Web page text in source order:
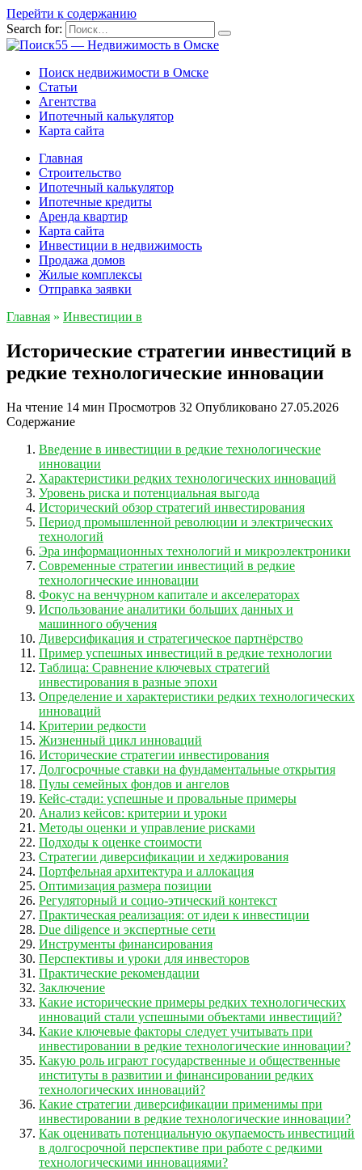
Перейти к содержанию
Search for:
Поиск недвижимости в Омске
Статьи
Агентства
Ипотечный калькулятор
Карта сайта
Главная
Строительство
Ипотечный калькулятор
Ипотечные кредиты
Аренда квартир
Карта сайта
Инвестиции в недвижимость
Продажа домов
Жилые комплексы
Отправка заявки
Главная » Инвестиции в
Исторические стратегии инвестиций в
редкие технологические инновации
На чтение 14 мин Просмотров 32 Опубликовано 27.05.2026
Содержание
Введение в инвестиции в редкие технологические
инновации
Характеристики редких технологических инноваций
Уровень риска и потенциальная выгода
Исторический обзор стратегий инвестирования
Период промышленной революции и электрических
технологий
Эра информационных технологий и микроэлектроники
Современные стратегии инвестиций в редкие
технологические инновации
Фокус на венчурном капитале и акселераторах
Использование аналитики больших данных и
машинного обучения
Диверсификация и стратегическое партнёрство
Пример успешных инвестиций в редкие технологии
Таблица: Сравнение ключевых стратегий
инвестирования в разные эпохи
Определение и характеристики редких технологических
инноваций
Критерии редкости
Жизненный цикл инноваций
Исторические стратегии инвестирования
Долгосрочные ставки на фундаментальные открытия
Пулы семейных фондов и ангелов
Кейс-стади: успешные и провальные примеры
Анализ кейсов: критерии и уроки
Методы оценки и управление рисками
Подходы к оценке стоимости
Стратегии диверсификации и хеджирования
Портфельная архитектура и аллокация
Оптимизация размера позиции
Регуляторный и социо-этический контекст
Практическая реализация: от идеи к инвестиции
Due diligence и экспертные сети
Инструменты финансирования
Перспективы и уроки для инвесторов
Практические рекомендации
Заключение
Какие исторические примеры редких технологических
инноваций стали успешными объектами инвестиций?
Какие ключевые факторы следует учитывать при
инвестировании в редкие технологические инновации?
Какую роль играют государственные и общественные
институты в развитии и финансировании редких
технологических инноваций?
Какие стратегии диверсификации применимы при
инвестировании в редкие технологические инновации?
Как оценивать потенциальную окупаемость инвестиций
в долгосрочной перспективе при работе с редкими
технологическими инновациями?